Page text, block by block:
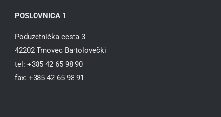
POSLOVNICA 1
Poduzetnička cesta 3
42202 Trnovec Bartolovečki
tel: +385 42 65 98 90
fax: +385 42 65 98 91